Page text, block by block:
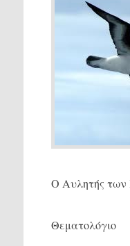
Ο Αυλητής
Θεματολόγιο